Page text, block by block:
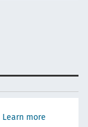
Learn more